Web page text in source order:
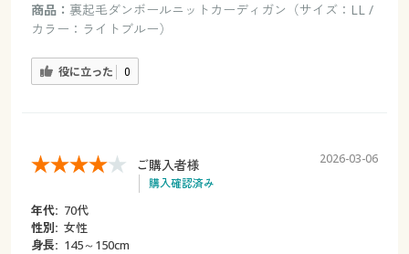
商品： 裏起毛ダンボールニットカーディガン（サイズ：LL /
カラー：ライトブルー）
役に立った 0
ご購入者様
購入確認済み
2026-03-06
年代: 70代
性別: 女性
身長: 145～150cm